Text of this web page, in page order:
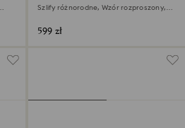
Szlify różnorodne, Wzór rozproszony,
599 zł